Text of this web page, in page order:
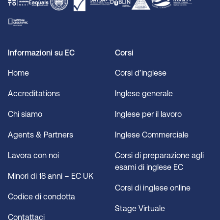
Informazioni su EC
Home
Accreditations
Chi siamo
Agents & Partners
Lavora con noi
Minori di 18 anni – EC UK
Codice di condotta
Contattaci
Corsi
Corsi d’inglese
Inglese generale
Inglese per il lavoro
Inglese Commerciale
Corsi di preparazione agli
esami di inglese EC
Corsi di inglese online
Stage Virtuale